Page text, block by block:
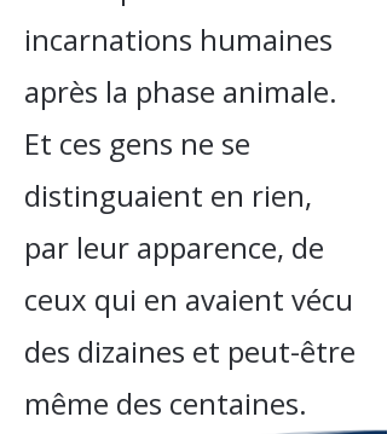
incarnations humaines
après la phase animale.
Et ces gens ne se
distinguaient en rien,
par leur apparence, de
ceux qui en avaient vécu
des dizaines et peut-être
même des centaines.